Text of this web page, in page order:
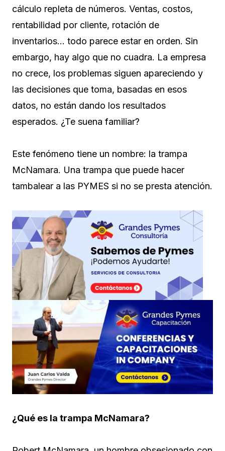
cálculo repleta de números. Ventas, costos,
rentabilidad por cliente, rotación de
inventarios… todo parece estar en orden. Sin
embargo, hay algo que no cuadra. La empresa
no crece, los problemas siguen apareciendo y
las decisiones que toma, basadas en esos
datos, no están dando los resultados
esperados. ¿Te suena familiar?
Este fenómeno tiene un nombre: la trampa
McNamara. Una trampa que puede hacer
tambalear a las PYMES si no se presta atención.
¿Qué es la trampa McNamara?